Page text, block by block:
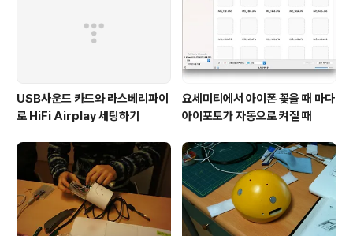
USB사운드 카드와 라스베리파이
로 HiFi Airplay 세팅하기
요세미티에서 아이폰 꽂을 때 마다
아이포토가 자동으로 켜질 때